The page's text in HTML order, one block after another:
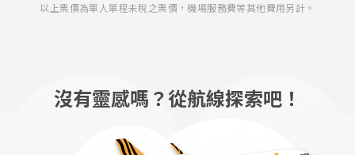
以上票價為單人單程未稅之票價，機場服務費等其他費用另計。
沒有靈感嗎？從航線探索吧！